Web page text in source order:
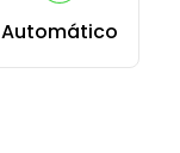
Automático